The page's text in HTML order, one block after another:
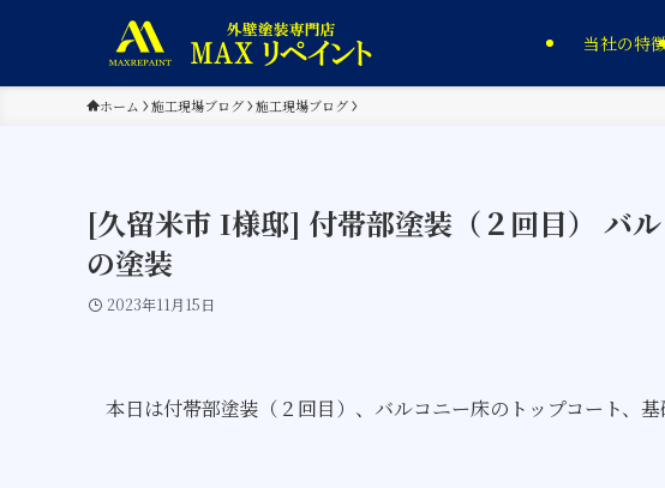
当社の特
ホーム 施工現場ブログ 施工現場ブログ
[久留米市 I様邸] 付帯部塗装（２回目） バ
の塗装
2023年11月15日
本日は付帯部塗装（２回目）、バルコニー床のトップコート、基